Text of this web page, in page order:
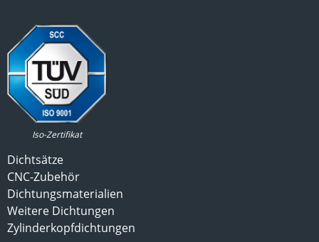
Iso-Zertifikat
Dichtsätze
CNC-Zubehör
Dichtungsmaterialien
Weitere Dichtungen
Zylinderkopfdichtungen